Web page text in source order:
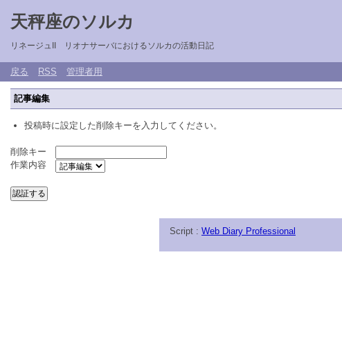
天秤座のソルカ
リネージュII リオナサーバにおけるソルカの活動日記
戻る RSS 管理者用
記事編集
投稿時に設定した削除キーを入力してください。
削除キー
作業内容
Script : Web Diary Professional